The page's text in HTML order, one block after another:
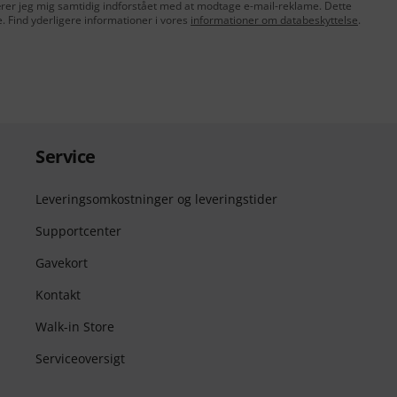
jeg mig samtidig indforstået med at modtage e-mail-reklame. Dette
Find yderligere informationer i vores informationer om databeskyttelse.
Service
Leveringsomkostninger og leveringstider
Supportcenter
Gavekort
Kontakt
Walk-in Store
Serviceoversigt